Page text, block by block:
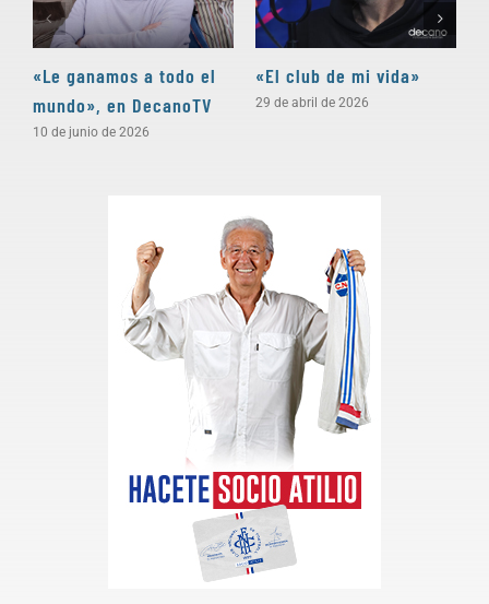
«Le ganamos a todo el
mundo», en DecanoTV
10 de junio de 2026
«El club de mi vida»
29 de abril de 2026